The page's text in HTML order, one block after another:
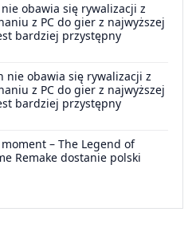
obawia się rywalizacji z
z PC do gier z najwyższej
bardziej przystępny
nie obawia się rywalizacji z
z PC do gier z najwyższej
bardziej przystępny
– The Legend of
Remake dostanie polski